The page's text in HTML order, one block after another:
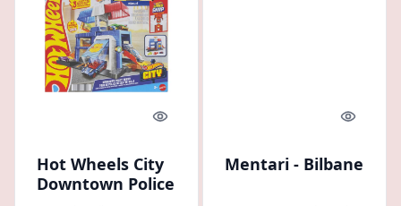
Quick look
Hot Wheels City
Downtown Police
Quick
Mentari - Bilbane